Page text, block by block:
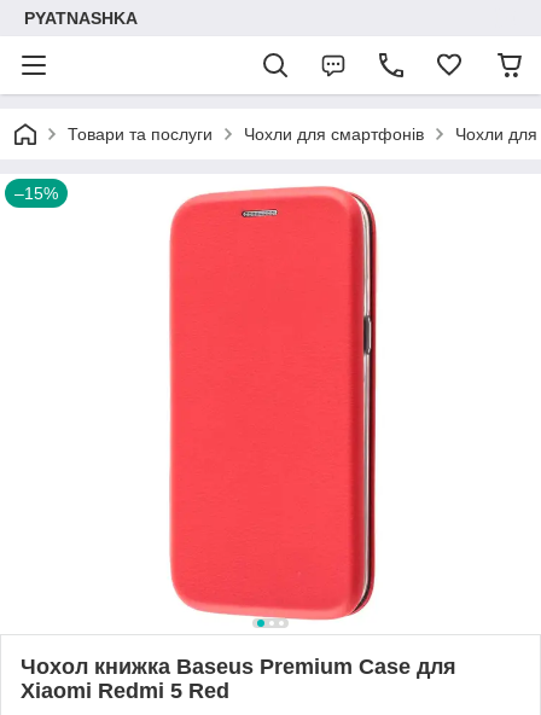
PYATNASHKA
Товари та послуги Чохли для смартфонів Чохли
–15%
Чохол книжка Baseus Premium Case для
Xiaomi Redmi 5 Red